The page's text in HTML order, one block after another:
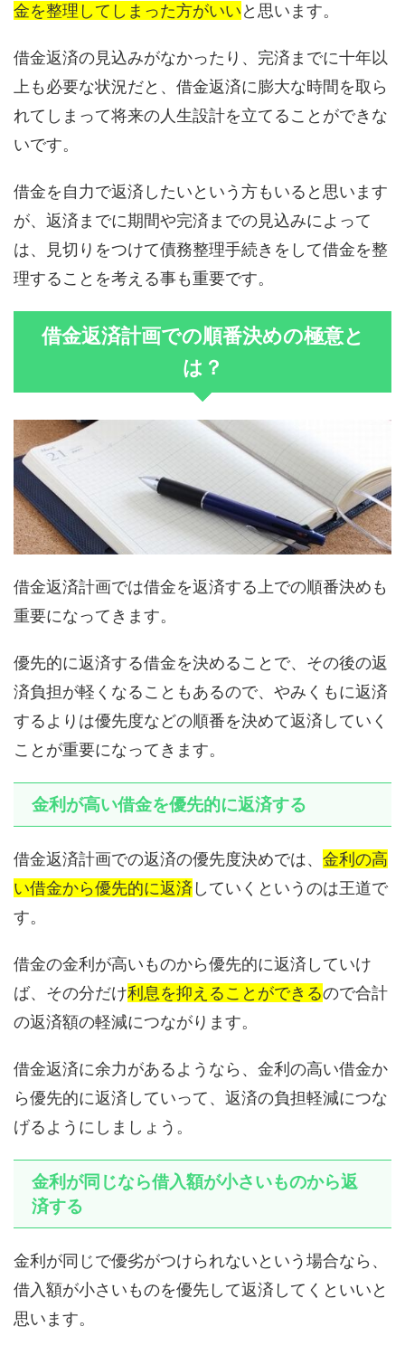
金を整理してしまった方がいいと思います。
借金返済の見込みがなかったり、完済までに十年以
上も必要な状況だと、借金返済に膨大な時間を取ら
れてしまって将来の人生設計を立てることができな
いです。
借金を自力で返済したいという方もいると思います
が、返済までに期間や完済までの見込みによって
は、見切りをつけて債務整理手続きをして借金を整
理することを考える事も重要です。
借金返済計画での順番決めの極意と
は？
借金返済計画では借金を返済する上での順番決めも
重要になってきます。
優先的に返済する借金を決めることで、その後の返
済負担が軽くなることもあるので、やみくもに返済
するよりは優先度などの順番を決めて返済していく
ことが重要になってきます。
金利が高い借金を優先的に返済する
借金返済計画での返済の優先度決めでは、 金利の高
い借金から優先的に返済 していくというのは王道で
す。
借金の金利が高いものから優先的に返済していけ
ば、その分だけ利息を抑えることができるので合計
の返済額の軽減につながります。
借金返済に余力があるようなら、金利の高い借金か
ら優先的に返済していって、返済の負担軽減につな
げるようにしましょう。
金利が同じなら借入額が小さいものから返
済する
金利が同じで優劣がつけられないという場合なら、
借入額が小さいものを優先して返済してくといいと
思います。